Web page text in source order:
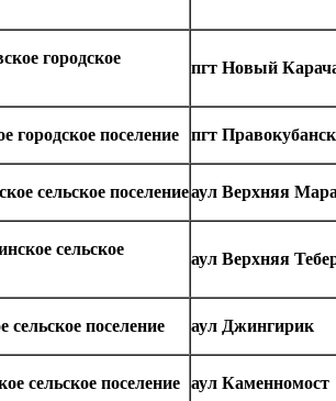
городское
пгт Новый
городское поселение пгт
сельское поселениеаул Верхняя
сельское
аул Верхняя
сельское поселение аул Джингирик
сельское поселение аул Каменномост